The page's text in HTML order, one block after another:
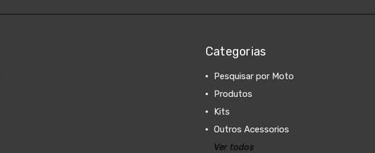
Categorias
Pesquisar por Moto
Produtos
Kits
Outros Acessorios
Ver todos